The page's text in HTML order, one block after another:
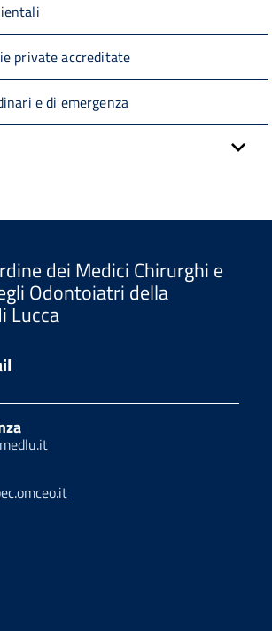
private accreditate
e di emergenza
dei Medici Chirurghi e
Odontoiatri della
Lucca